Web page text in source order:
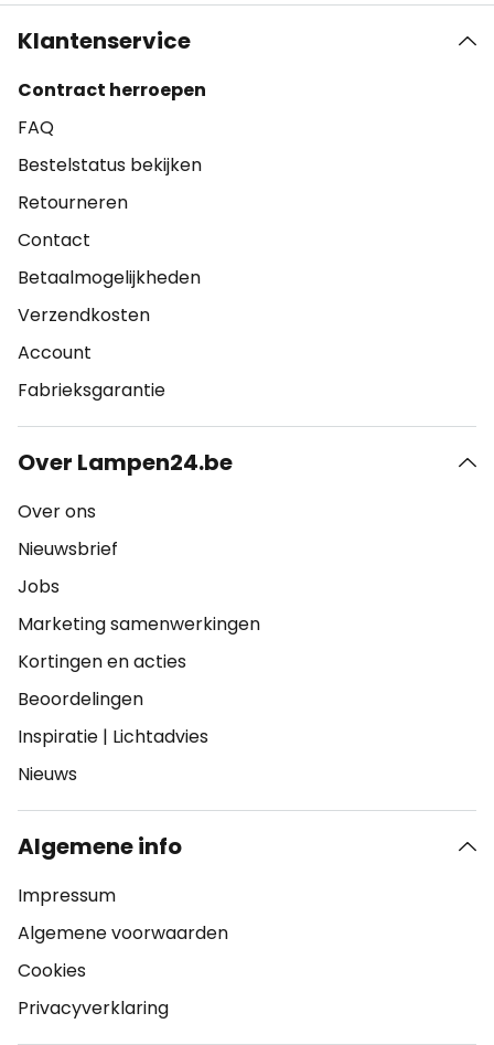
Klantenservice
Contract herroepen
FAQ
Bestelstatus bekijken
Retourneren
Contact
Betaalmogelijkheden
Verzendkosten
Account
Fabrieksgarantie
Over Lampen24.be
Over ons
Nieuwsbrief
Jobs
Marketing samenwerkingen
Kortingen en acties
Beoordelingen
Inspiratie | Lichtadvies
Nieuws
Algemene info
Impressum
Algemene voorwaarden
Cookies
Privacyverklaring